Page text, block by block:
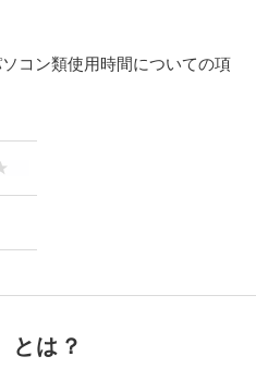
コン類使用時間についての項
とは？